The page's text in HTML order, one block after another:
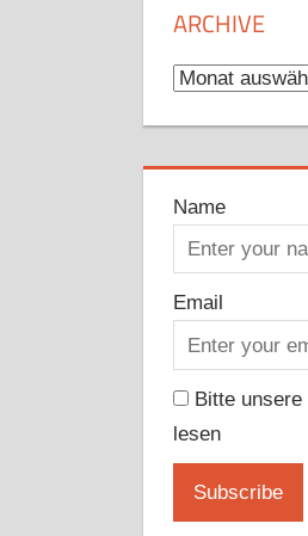
ARCHIVE
Archive
Name
Email
Bitte unsere
lesen